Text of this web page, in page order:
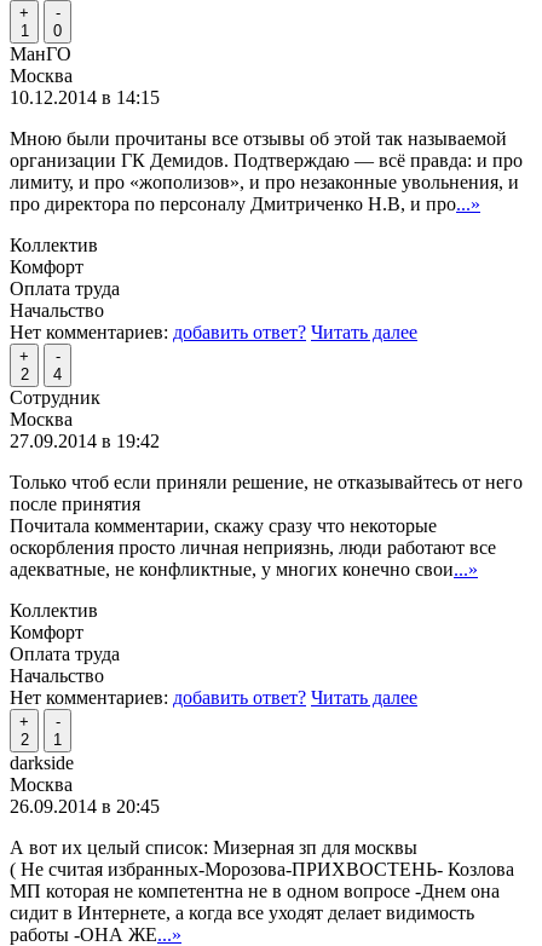
+
1
-
0
МанГО
Москва
10.12.2014 в 14:15
Мною были прочитаны все отзывы об этой так называемой
организации ГК Демидов. Подтверждаю — всё правда: и про
лимиту, и про «жополизов», и про незаконные увольнения, и
про директора по персоналу Дмитриченко Н.В, и про...»
Коллектив
Комфорт
Оплата труда
Начальство
Нет комментариев: добавить ответ? Читать далее
+
2
-
4
Сотрудник
Москва
27.09.2014 в 19:42
Только чтоб если приняли решение, не отказывайтесь от него
после принятия
Почитала комментарии, скажу сразу что некоторые
оскорбления просто личная неприязнь, люди работают все
адекватные, не конфликтные, у многих конечно свои...»
Коллектив
Комфорт
Оплата труда
Начальство
Нет комментариев: добавить ответ? Читать далее
+
2
-
1
darkside
Москва
26.09.2014 в 20:45
А вот их целый список: Мизерная зп для москвы
( Не считая избранных-Морозова-ПРИХВОСТЕНЬ- Козлова
МП которая не компетентна не в одном вопросе -Днем она
сидит в Интернете, а когда все уходят делает видимость
работы -ОНА ЖЕ...»